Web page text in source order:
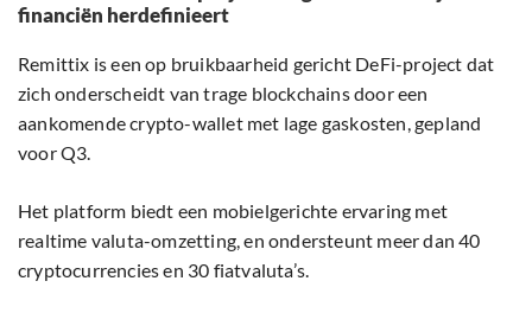
financiën herdefinieert
Remittix is een op bruikbaarheid gericht DeFi-project dat
zich onderscheidt van trage blockchains door een
aankomende crypto-wallet met lage gaskosten, gepland
voor Q3.
Het platform biedt een mobielgerichte ervaring met
realtime valuta-omzetting, en ondersteunt meer dan 40
cryptocurrencies en 30 fiatvaluta’s.